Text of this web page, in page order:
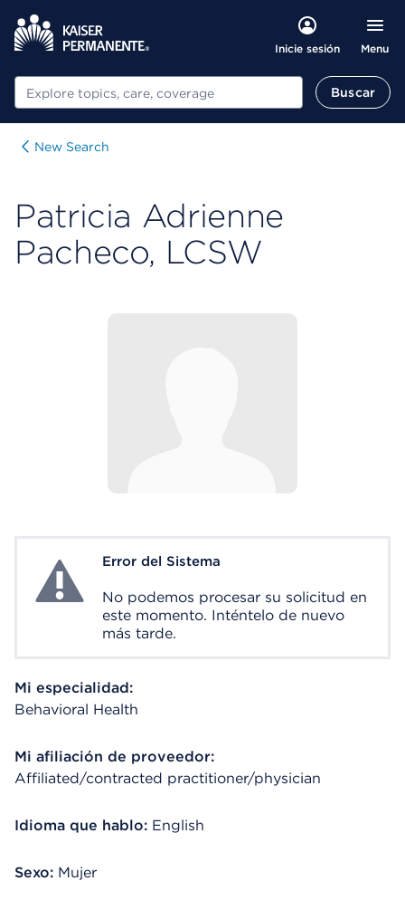
Inicie sesión Menu
Buscar Buscar
New Search
Patricia Adrienne
Pacheco, LCSW
System ErrorError del Sistema
No podemos procesar su solicitud en
este momento. Inténtelo de nuevo
más tarde.
Mi especialidad:
Behavioral Health
Mi afiliación de proveedor:
Affiliated/contracted practitioner/physician
Idioma que hablo: English
Sexo: Mujer